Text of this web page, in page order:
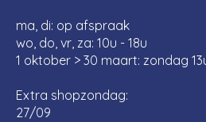
ma, di: op afspraak
wo, do, vr, za: 10u - 18u
1 oktober > 30 maart: zondag
Extra shopzondag:
27/09